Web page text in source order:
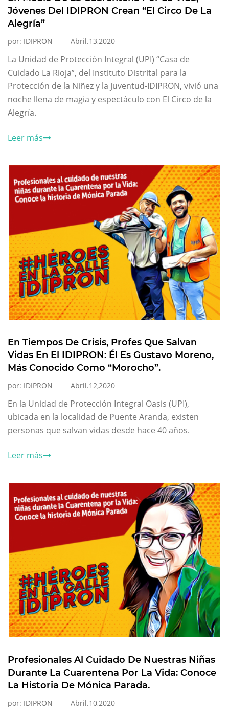
Jóvenes Del IDIPRON Crean “El Circo De La
Alegría”
por: IDIPRON Abril.13,2020
La Unidad de Protección Integral (UPI) “Casa de
Cuidado La Rioja”, del Instituto Distrital para la
Protección de la Niñez y la Juventud-IDIPRON, vivió una
noche llena de magia y espectáculo con El Circo de la
Alegría.
Leer más
En Tiempos De Crisis, Profes Que Salvan
Vidas En El IDIPRON: Él Es Gustavo Moreno,
Más Conocido Como “Morocho”.
por: IDIPRON Abril.12,2020
En la Unidad de Protección Integral Oasis (UPI),
ubicada en la localidad de Puente Aranda, existen
personas que salvan vidas desde hace 40 años.
Leer más
Profesionales Al Cuidado De Nuestras Niñas
Durante La Cuarentena Por La Vida: Conoce
La Historia De Mónica Parada.
por: IDIPRON Abril.10,2020